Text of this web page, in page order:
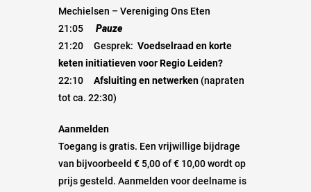
Mechielsen – Vereniging Ons Eten
21:05 Pauze
21:20 Gesprek: Voedselraad en korte
keten initiatieven voorRegio Leiden?
22:10 Afsluiting en netwerken (napraten
tot ca. 22:30)
Aanmelden
Toegang is gratis. Een vrijwillige bijdrage
van bijvoorbeeld € 5,00 of € 10,00 wordt op
prijs gesteld. Aanmelden voor deelname is